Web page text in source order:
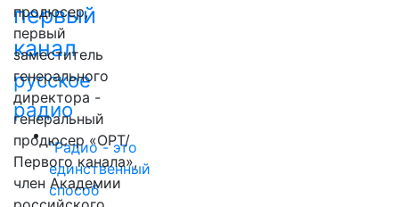
первый
канал
русское
радио
"Радио - это
единственный
способ
продюсер,
первый
заместитель
генерального
директора -
генеральный
продюсер «ОРТ/
Первого канала»,
член Академии